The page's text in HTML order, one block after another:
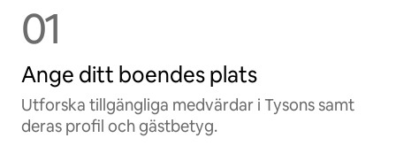
01
Ange ditt boendes plats
Utforska tillgängliga medvärdar i Tysons samt
deras profil och gästbetyg.